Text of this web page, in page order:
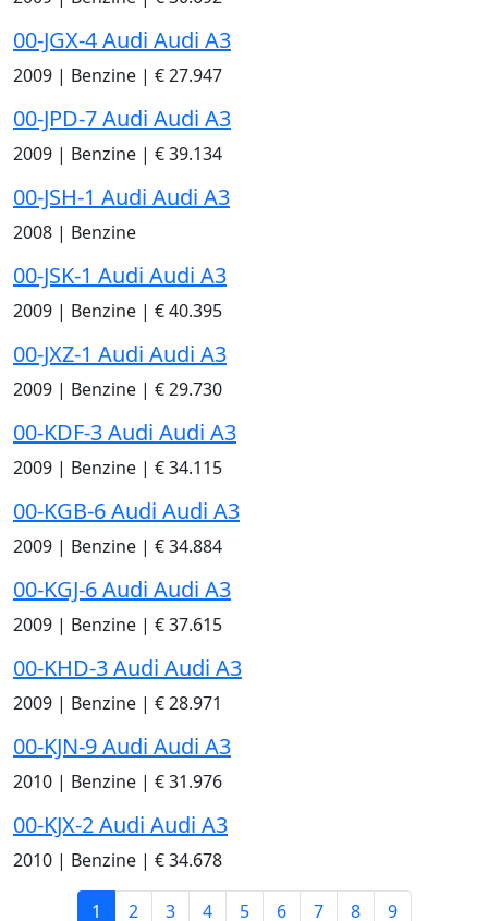
00-JGX-4 Audi Audi A3
2009 | Benzine | € 27.947
00-JPD-7 Audi Audi A3
2009 | Benzine | € 39.134
00-JSH-1 Audi Audi A3
2008 | Benzine
00-JSK-1 Audi Audi A3
2009 | Benzine | € 40.395
00-JXZ-1 Audi Audi A3
2009 | Benzine | € 29.730
00-KDF-3 Audi Audi A3
2009 | Benzine | € 34.115
00-KGB-6 Audi Audi A3
2009 | Benzine | € 34.884
00-KGJ-6 Audi Audi A3
2009 | Benzine | € 37.615
00-KHD-3 Audi Audi A3
2009 | Benzine | € 28.971
00-KJN-9 Audi Audi A3
2010 | Benzine | € 31.976
00-KJX-2 Audi Audi A3
2010 | Benzine | € 34.678
1 2 3 4 5 6 7 8 9